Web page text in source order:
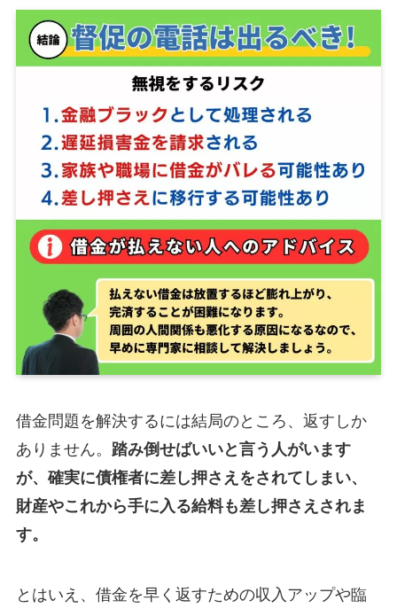
借金問題を解決するには結局のところ、返すしか
ありません。 踏み倒せばいいと言う人がいます
が、確実に債権者に差し押さえをされてしまい、
財産やこれから手に入る給料も差し押さえされま
す。
とはいえ、借金を早く返すための収入アップや臨